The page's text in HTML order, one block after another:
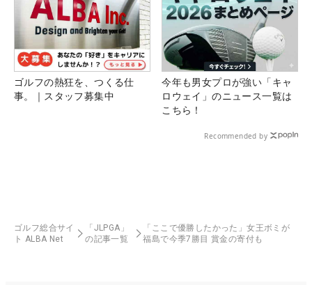
ゴルフの熱狂を、つくる仕
事。｜スタッフ募集中
今年も男女プロが強い「キャ
ロウェイ」のニュース一覧は
こちら！
Recommended by
ゴルフ総合サイ
ト ALBA Net
「JLPGA」
の記事一覧
「ここで優勝したかった」女王ボミが
福島で今季7勝目 賞金の寄付も